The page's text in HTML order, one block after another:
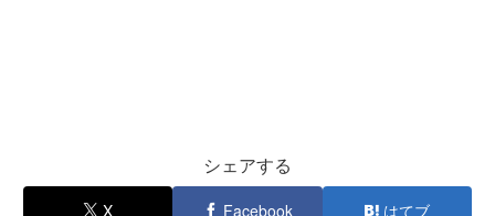
シェアする
X Facebook はてブ